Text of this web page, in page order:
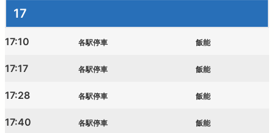
17
17:10 各駅停車 飯能
17:17 各駅停車 飯能
17:28 各駅停車 飯能
17:40 各駅停車 飯能